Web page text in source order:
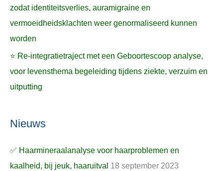
zodat identiteitsverlies, auramigraine en
vermoeidheidsklachten weer genormaliseerd kunnen
worden
⭐ Re-integratietraject met een Geboortescoop analyse,
voor levensthema begeleiding tijdens ziekte, verzuim en
uitputting
Nieuws
✅ Haarmineraalanalyse voor haarproblemen en
kaalheid, bij jeuk, haaruitval 18 september 2023